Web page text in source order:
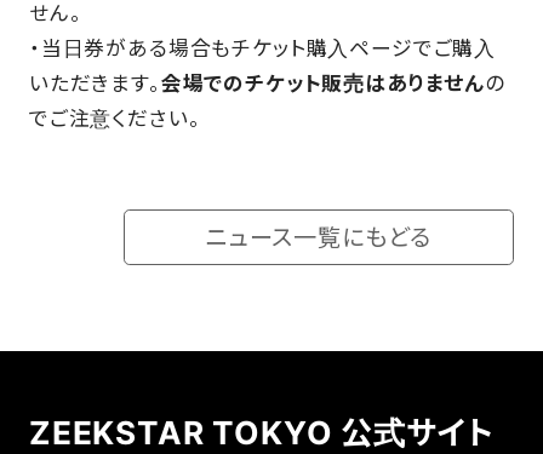
せん。
・当日券がある場合もチケット購入ページでご購入
いただきます。 会場でのチケット販売はありませんの
でご注意ください。
ニュース一覧にもどる
ZEEKSTAR TOKYO 公式サイト